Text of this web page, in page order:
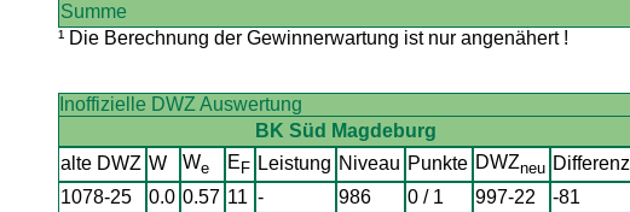
Summe
¹ Die Berechnung der Gewinnerwartung ist nur angenähert !
Inoffizielle DWZ Auswertung
BK Süd Magdeburg
alte DWZ W We E F Leistung Niveau Punkte DWZneu Differenz
1078-25
0.0 0.57 11 - 986 0 / 1 997-22
-81